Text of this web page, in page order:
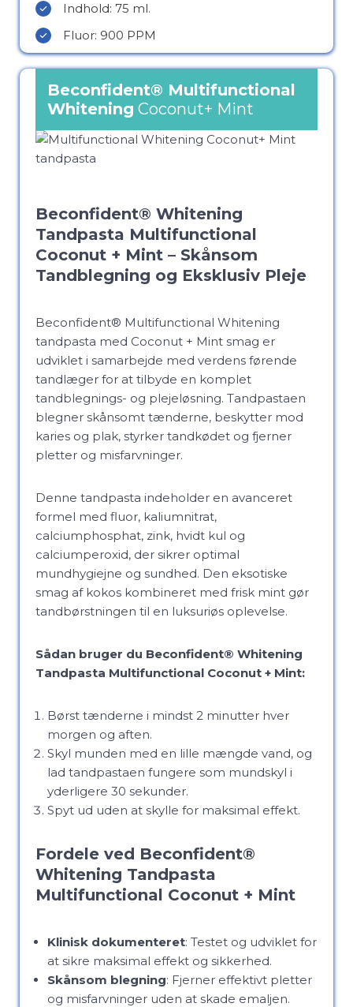
Indhold: 75 ml.
Fluor: 900 PPM
Beconfident® Multifunctional
Whitening Coconut+ Mint
Beconfident® Whitening
Tandpasta Multifunctional
Coconut + Mint – Skånsom
Tandblegning og Eksklusiv Pleje
Beconfident® Multifunctional Whitening
tandpasta med Coconut + Mint smag er
udviklet i samarbejde med verdens førende
tandlæger for at tilbyde en komplet
tandblegnings- og plejeløsning. Tandpastaen
blegner skånsomt tænderne, beskytter mod
karies og plak, styrker tandkødet og fjerner
pletter og misfarvninger.
Denne tandpasta indeholder en avanceret
formel med fluor, kaliumnitrat,
calciumphosphat, zink, hvidt kul og
calciumperoxid, der sikrer optimal
mundhygiejne og sundhed. Den eksotiske
smag af kokos kombineret med frisk mint gør
tandbørstningen til en luksuriøs oplevelse.
Sådan bruger du Beconfident® Whitening
Tandpasta Multifunctional Coconut + Mint:
Børst tænderne i mindst 2 minutter hver
morgen og aften.
Skyl munden med en lille mængde vand, og
lad tandpastaen fungere som mundskyl i
yderligere 30 sekunder.
Spyt ud uden at skylle for maksimal effekt.
Fordele ved Beconfident®
Whitening Tandpasta
Multifunctional Coconut + Mint
Klinisk dokumenteret: Testet og udviklet for
at sikre maksimal effekt og sikkerhed.
Skånsom blegning: Fjerner effektivt pletter
og misfarvninger uden at skade emaljen.